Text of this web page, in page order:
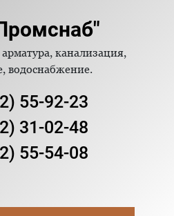
канализация,
водоснабжение.
55-92-23
31-02-48
55-54-08